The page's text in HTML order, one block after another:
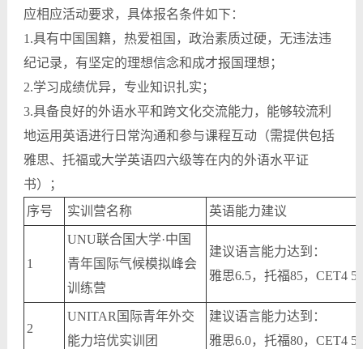
应相应活动要求，具体报名条件如下：
1.具有中国国籍，热爱祖国，政治素质过硬，无违法违
纪记录，有坚定的理想信念和成才报国理想；
2.学习成绩优异，专业知识扎实；
3.具备良好的外语水平和跨文化交流能力，能够较流利
地运用英语进行日常沟通和参与课程互动（需提供包括
雅思、托福或大学英语四六级等在内的外语水平证
书）；
序号
实训营名称 英语能力建议
1
UNU联合国大学·中国
青年国际气候模拟峰会
训练营
建议语言能力达到：
雅思6.5，托福85，CET4
2
UNITAR国际青年外交
能力培优实训团
建议语言能力达到：
雅思6.0，托福80，CET4